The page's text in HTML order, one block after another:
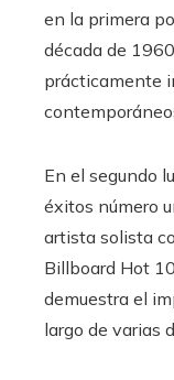
en la primera
década de
prácticamente
En el segundo
éxitos número
artista solista
Billboard Hot
demuestra el
largo de varias